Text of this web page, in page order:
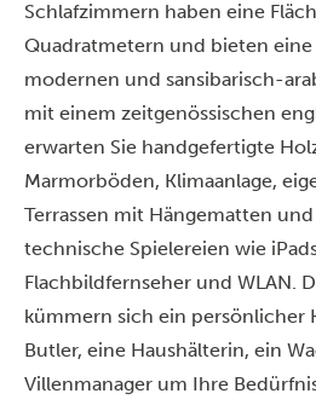
Schlafzimmern haben eine
Quadratmetern und bieten eine
modernen und sansibarisch-
mit einem zeitgenössischen
erwarten Sie handgefertigte
Marmorböden, Klimaanlage,
Terrassen mit Hängematten
technische Spielereien wie
Flachbildfernseher und WLAN.
kümmern sich ein persönlicher
Butler, eine Haushälterin, ein
Villenmanager um Ihre